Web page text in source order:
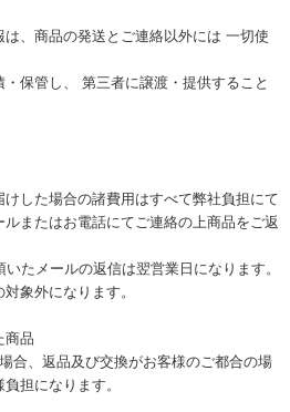
、商品の発送とご連絡以外には 一切使
保管し、 第三者に譲渡・提供すること
した場合の諸費用はすべて弊社負担にて
またはお電話にてご連絡の上商品をご返
たメールの返信は翌営業日になります。
象外になります。
商品
合、返品及び交換がお客様のご都合の場
担になります。